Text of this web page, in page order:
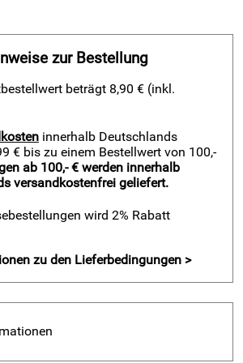
cm, Höhe 8,5 cm
Samtauskleidung
to the Dance" von Carl Maria von
auf der Rückseite
Schublade für zusätzlichen Stauraum
auf der Rückseite
Schublade mit rosa Samtauskleidung
zur Bestellung
beträgt 8,90 € (inkl.
innerhalb Deutschlands
€ bis zu einem Bestellwert von 100,-
ab 100,- € werden innerhalb
versandkostenfrei geliefert.
wird 2% Rabatt
zu den Lieferbedingungen >